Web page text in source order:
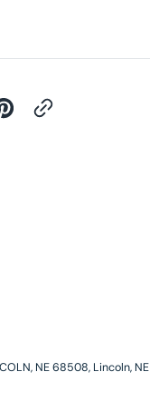
NE 68508, Lincoln, NE